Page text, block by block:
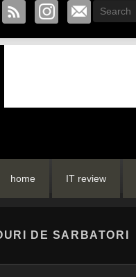
Search
home IT review
DE SARBATORI